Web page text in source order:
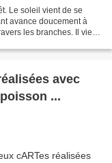
Le soleil vient de se
avance doucement à
les branches. Il vient
avec
...